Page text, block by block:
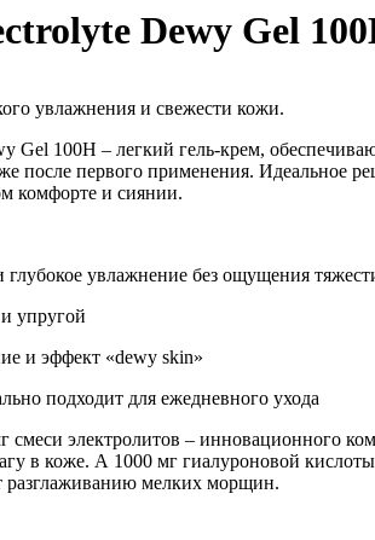
Dewy Gel
увлажнения и свежести кожи.
Gel 100H – легкий гель-крем,
после первого применения. Идеальное
комфорте и сиянии.
глубокое увлажнение без ощущения
упругой
и эффект «dewy skin»
подходит для ежедневного ухода
смеси электролитов – инновационного
в коже. А 1000 мг гиалуроновой
разглаживанию мелких морщин.